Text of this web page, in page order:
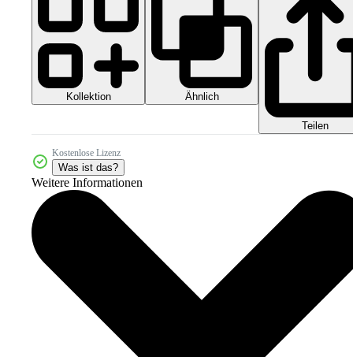
Kollektion Ähnlich
Teilen
Kostenlose Lizenz
Was ist das?
Weitere Informationen